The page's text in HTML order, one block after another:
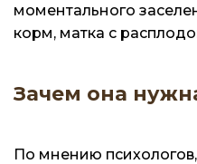
моментального
корм, матка с
Зачем она
По мнению